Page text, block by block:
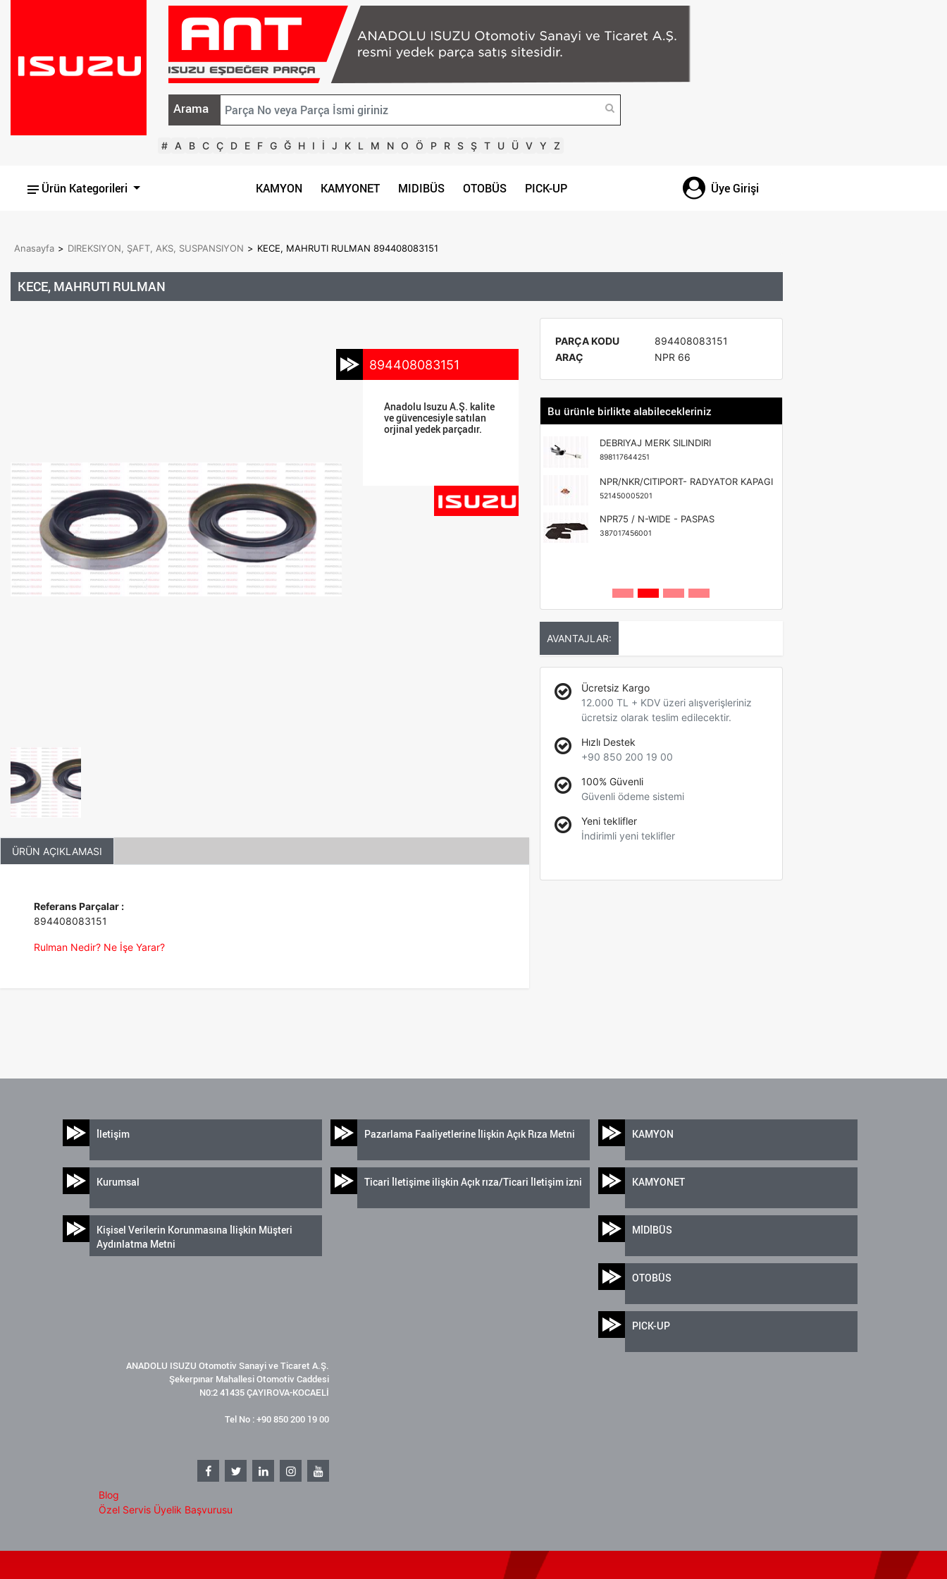
Arama
# A B C Ç D E F G Ğ H I İ J K L M N O Ö P R S Ş T U Ü V Y Z
Ürün Kategorileri KAMYON KAMYONET MIDIBÜS OTOBÜS PICK-UP Üye Girişi
Anasayfa > DIREKSIYON, ŞAFT, AKS, SUSPANSIYON > KECE, MAHRUTI RULMAN 894408083151
KECE, MAHRUTI RULMAN
894408083151
Anadolu Isuzu A.Ş. kalite
ve güvencesiyle satılan
orjinal yedek parçadır.
ÜRÜN AÇIKLAMASI
Referans Parçalar :
894408083151
Rulman Nedir? Ne İşe Yarar?
PARÇA KODU
894408083151
ARAÇ
NPR 66
Bu ürünle birlikte alabilecekleriniz
DEBRIYAJ MERK SILINDIRI
898117644251
NPR/NKR/CITIPORT- RADYATOR KAPAGI
521450005201
NPR75 / N-WIDE - PASPAS
387017456001
AVANTAJLAR:
Ücretsiz Kargo
12.000 TL + KDV üzeri alışverişleriniz
ücretsiz olarak teslim edilecektir.
Hızlı Destek
+90 850 200 19 00
100% Güvenli
Güvenli ödeme sistemi
Yeni teklifler
İndirimli yeni teklifler
İletişim
Kurumsal
Kişisel Verilerin Korunmasına İlişkin Müşteri
Aydınlatma Metni
Pazarlama Faaliyetlerine İlişkin Açık Rıza Metni
Ticari İletişime ilişkin Açık rıza/Ticari İletişim izni
KAMYON
KAMYONET
MİDİBÜS
OTOBÜS
PICK-UP
ANADOLU ISUZU Otomotiv Sanayi ve Ticaret A.Ş.
Şekerpınar Mahallesi Otomotiv Caddesi
N0:2 41435 ÇAYIROVA-KOCAELİ
Tel No : +90 850 200 19 00
Blog
Özel Servis Üyelik Başvurusu